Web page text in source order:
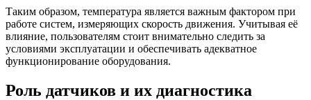
Таким образом, температура является важным фактором при
работе систем, измеряющих скорость движения. Учитывая её
влияние, пользователям стоит внимательно следить за
условиями эксплуатации и обеспечивать адекватное
функционирование оборудования.
Роль датчиков и их диагностика